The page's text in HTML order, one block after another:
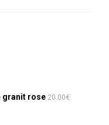
granit rose 20.00€